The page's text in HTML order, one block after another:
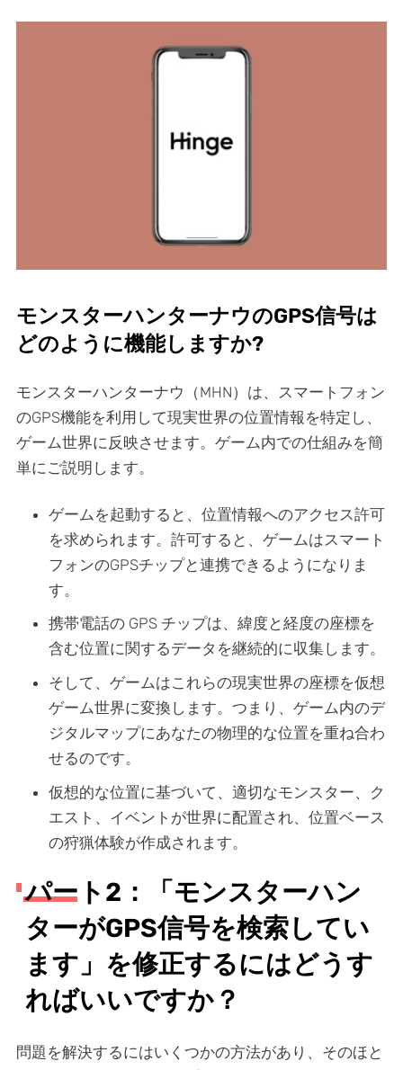
モンスターハンターナウのGPS信号は
どのように機能しますか?
モンスターハンターナウ（MHN）は、スマートフォン
のGPS機能を利用して現実世界の位置情報を特定し、
ゲーム世界に反映させます。ゲーム内での仕組みを簡
単にご説明します。
ゲームを起動すると、位置情報へのアクセス許可
を求められます。許可すると、ゲームはスマート
フォンのGPSチップと連携できるようになりま
す。
携帯電話の GPS チップは、緯度と経度の座標を
含む位置に関するデータを継続的に収集します。
そして、ゲームはこれらの現実世界の座標を仮想
ゲーム世界に変換します。つまり、ゲーム内のデ
ジタルマップにあなたの物理的な位置を重ね合わ
せるのです。
仮想的な位置に基づいて、適切なモンスター、ク
エスト、イベントが世界に配置され、位置ベース
の狩猟体験が作成されます。
パート2：「モンスターハン
ターがGPS信号を検索してい
ます」を修正するにはどうす
ればいいですか？
問題を解決するにはいくつかの方法があり、そのほと